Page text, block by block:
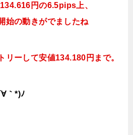
134.616円の6.5pips上、
始の動きがでましたね
リーして安値134.180円まで。
｀*)ﾉ